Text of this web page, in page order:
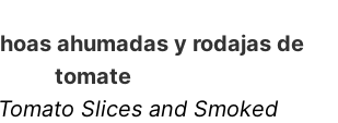
ahumadas y rodajas de
tomate
Slices and Smoked